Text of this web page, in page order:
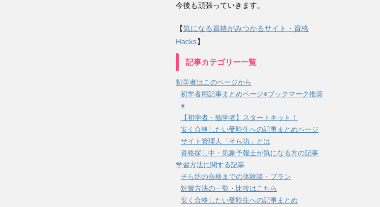
今後も頑張っていきます。
【気になる資格がみつかるサイト・資格
Hacks】
記事カテゴリー一覧
初学者はこのページから
初学者用記事まとめページ※ブックマーク推奨
※
【初学者・独学者】スタートキット！
安く合格したい受験生への記事まとめページ
サイト管理人「そら坊」とは
資格探し中・気象予報士が気になる方の記事
学習方法に関する記事
そら坊の合格までの体験談・プラン
対策方法の一覧・比較はこちら
安く合格したい受験生への記事まとめ